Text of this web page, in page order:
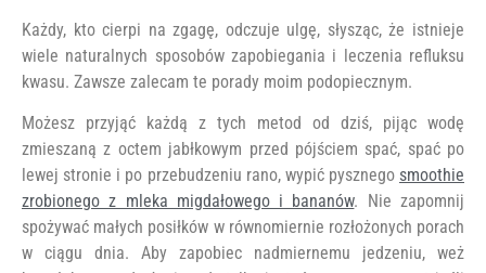
Każdy, kto cierpi na zgagę, odczuje ulgę, słysząc, że istnieje
wiele naturalnych sposobów zapobiegania i leczenia refluksu
kwasu. Zawsze zalecam te porady moim podopiecznym.
Możesz przyjąć każdą z tych metod od dziś, pijąc wodę
zmieszaną z octem jabłkowym przed pójściem spać, spać po
lewej stronie i po przebudzeniu rano, wypić pysznego smoothie
zrobionego z mleka migdałowego i bananów. Nie zapomnij
spożywać małych posiłków w równomiernie rozłożonych porach
w ciągu dnia. Aby zapobiec nadmiernemu jedzeniu, weż